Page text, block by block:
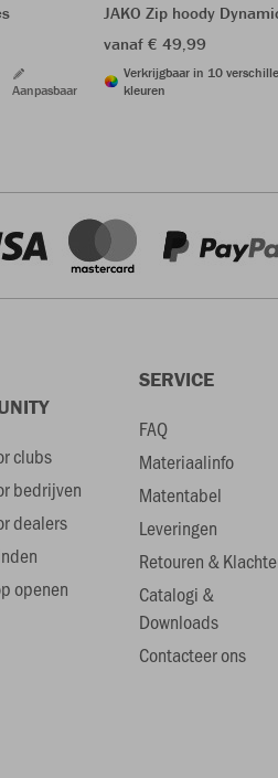
Aanpasbaar
JAKO Zip hoody
vanaf € 49,99
Verkrijgbaar in 10
kleuren
clubs
bedrijven
dealers
openen
SERVICE
FAQ
Materiaalinfo
Matentabel
Leveringen
Retouren &
Catalogi &
Downloads
Contacteer ons